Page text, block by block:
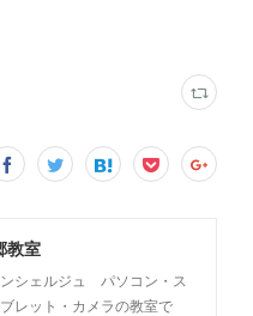
教室
シェルジュ パソコン・ス
レット・カメラの教室で